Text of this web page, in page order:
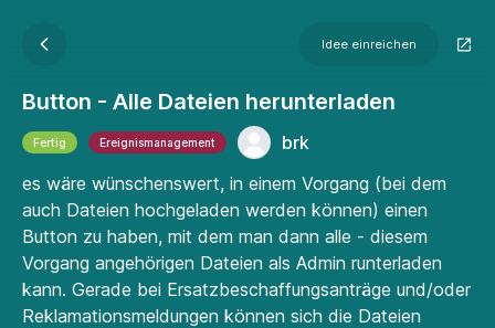
Idee einreichen
Button - Alle Dateien herunterladen
Fertig Ereignismanagement
brk
es wäre wünschenswert, in einem Vorgang (bei dem
auch Dateien hochgeladen werden können) einen
Button zu haben, mit dem man dann alle - diesem
Vorgang angehörigen Dateien als Admin runterladen
kann. Gerade bei Ersatzbeschaffungsanträge und/oder
Reklamationsmeldungen können sich die Dateien